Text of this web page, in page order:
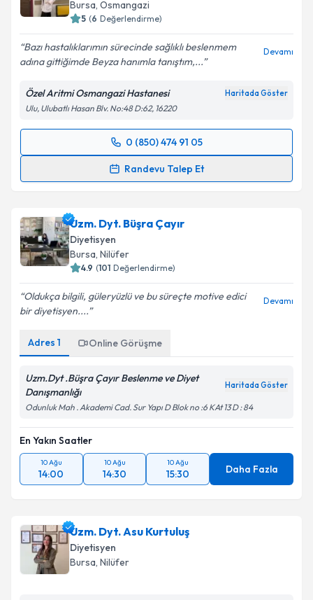
Bursa, Osmangazi
5 (6 Değerlendirme)
Bazı hastalıklarımın sürecinde sağlıklı beslenmem
adına gittiğimde Beyza hanımla tanıştım,...
Devamı
Özel Aritmi Osmangazi Hastanesi Haritada Göster
Ulu, Ulubatlı Hasan Blv. No:48 D:62, 16220
0 (850) 474 91 05
Randevu Talep Et
Randevu Takvimi Talebi
takvim hazırlandığında e-posta ile bilgilendireceğiz.
E-posta Adresiniz
kapsamda işlenmesini kabul ediyorum.
Takvim Talebini Gönder
Uzm. Dyt. Büşra Çayır
Diyetisyen
Bursa, Nilüfer
4.9 (101 Değerlendirme)
Oldukça bilgili, güleryüzlü ve bu süreçte motive edici
bir diyetisyen....
Devamı
Adres 1 Online Görüşme
Uzm.Dyt .Büşra Çayır Beslenme ve Diyet
Danışmanlığı
Haritada Göster
Odunluk Mah . Akademi Cad. Sur Yapı D Blok no :6 KAt 13 D : 84
En Yakın Saatler
10 Ağu
14:00
10 Ağu
14:30
10 Ağu
15:30 Daha Fazla
Uzm. Dyt. Asu Kurtuluş
Diyetisyen
Bursa, Nilüfer